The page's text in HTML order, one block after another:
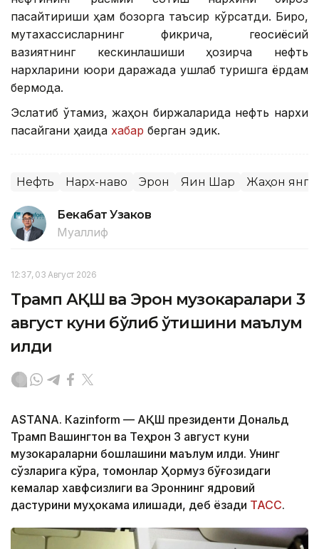
пасайтириши ҳам бозорга таъсир кўрсатди. Бироқ,
мутахассисларнинг фикрича, геосиёсий
вазиятнинг кескинлашиши ҳозирча нефть
нархларини юқори даражада ушлаб туришга ёрдам
бермоқда.
Эслатиб ўтамиз, жаҳон биржаларида нефть нархи
пасайгани ҳақида хабар берган эдик.
Нефть Нарх-наво Эрон Яқин Шарқ Жаҳон
Бекабат Узаков
Муаллиф
12:37, 03 Август 2026
Трамп АҚШ ва Эрон музокаралари 3
август куни бўлиб ўтишини маълум
қилди
ASTANА. Кazinform — АҚШ президенти Дональд
Трамп Вашингтон ва Теҳрон 3 август куни
музокараларни бошлашини маълум қилди. Унинг
сўзларига кўра, томонлар Ҳормуз бўғозидаги
кемалар хавфсизлиги ва Эроннинг ядровий
дастурини муҳокама қилишади, деб ёзади ТАСС.